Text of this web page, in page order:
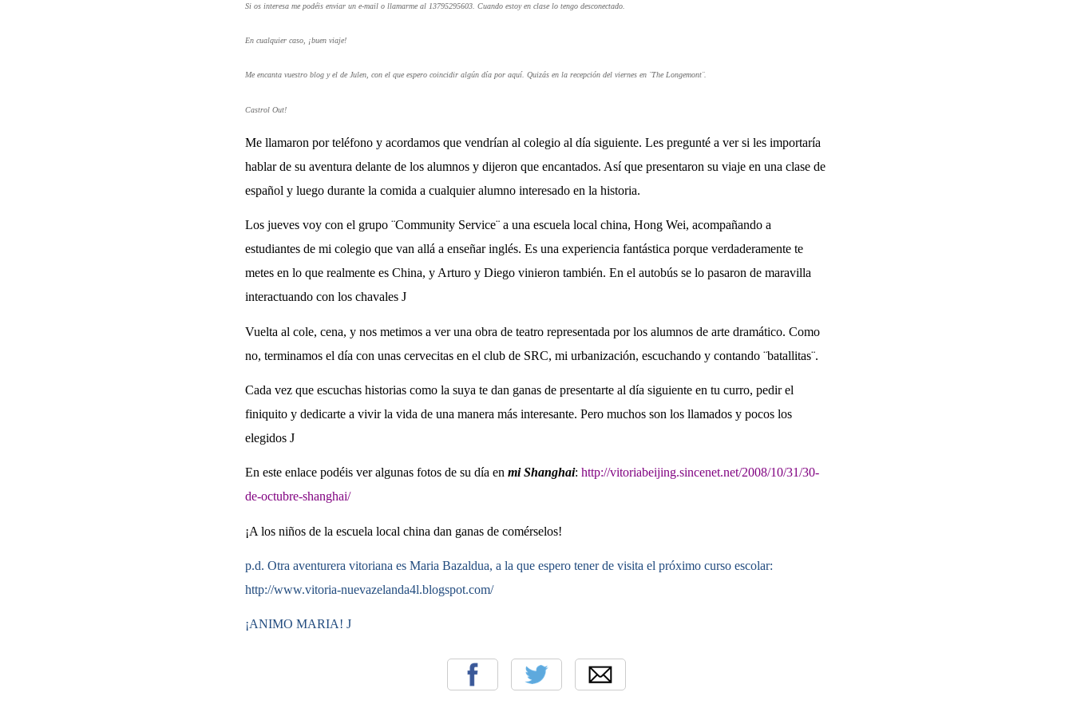
Si os interesa me podéis enviar un e-mail o llamarme al 13795295603. Cuando estoy en clase lo tengo desconectado.
En cualquier caso, ¡buen viaje!
Me encanta vuestro blog y el de Julen, con el que espero coincidir algún día por aquí. Quizás en la recepción del viernes en ¨The Longemont¨.
Castrol Out!
Me llamaron por teléfono y acordamos que vendrían al colegio al día siguiente. Les pregunté a ver si les importaría
hablar de su aventura delante de los alumnos y dijeron que encantados. Así que presentaron su viaje en una clase de
español y luego durante la comida a cualquier alumno interesado en la historia.
Los jueves voy con el grupo ¨Community Service¨ a una escuela local china, Hong Wei, acompañando a
estudiantes de mi colegio que van allá a enseñar inglés. Es una experiencia fantástica porque verdaderamente te
metes en lo que realmente es China, y Arturo y Diego vinieron también. En el autobús se lo pasaron de maravilla
interactuando con los chavales J
Vuelta al cole, cena, y nos metimos a ver una obra de teatro representada por los alumnos de arte dramático. Como
no, terminamos el día con unas cervecitas en el club de SRC, mi urbanización, escuchando y contando ¨batallitas¨.
Cada vez que escuchas historias como la suya te dan ganas de presentarte al día siguiente en tu curro, pedir el
finiquito y dedicarte a vivir la vida de una manera más interesante. Pero muchos son los llamados y pocos los
elegidos J
En este enlace podéis ver algunas fotos de su día en mi Shanghai: http://vitoriabeijing.sincenet.net/2008/10/31/30-
de-octubre-shanghai/
¡A los niños de la escuela local china dan ganas de comérselos!
p.d. Otra aventurera vitoriana es Maria Bazaldua, a la que espero tener de visita el próximo curso escolar:
http://www.vitoria-nuevazelanda4l.blogspot.com/
¡ANIMO MARIA! J